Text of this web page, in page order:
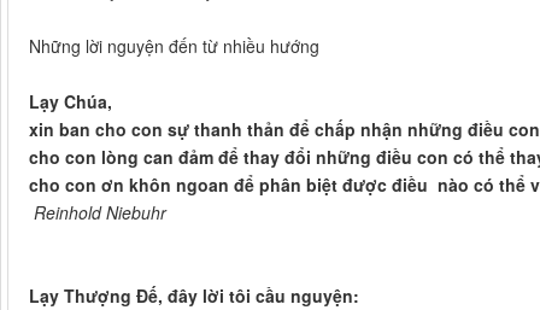
Những lời nguyện đến từ nhiều hướng
Lạy Chúa,
xin ban cho con sự thanh thản để chấp nhận những điều
cho con lòng can đảm để thay đổi những điều con có thể
cho con ơn khôn ngoan để phân biệt được điều nào có thể
Reinhold Niebuhr
Lạy Thượng Đế, đây lời tôi cầu nguyện: